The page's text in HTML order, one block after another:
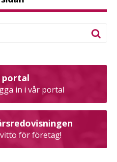
portal
in i vår portal
för företag!